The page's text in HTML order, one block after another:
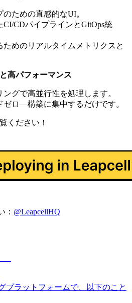
ための直感的なUI。
CDパイプラインとGitOps統
めのリアルタイムメトリクスと
高パフォーマンス
グで高並行性を処理します。
ゼロ—構築に集中するだけです。
ください！
： @LeapcellHQ
プラットフォームで、以下のこと